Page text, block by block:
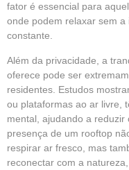
fator é essencial para
onde podem relaxar sem
constante.
Além da privacidade, a
oferece pode ser
residentes. Estudos
ou plataformas ao ar livre,
mental, ajudando a reduzir
presença de um rooftop
respirar ar fresco, mas
reconectar com a